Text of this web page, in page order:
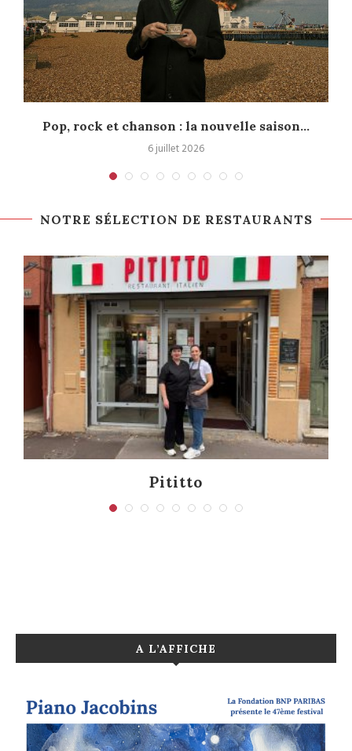
Pop, rock et chanson : la nouvelle saison...
6 juillet 2026
NOTRE SÉLECTION DE RESTAURANTS
Pititto
A L’AFFICHE